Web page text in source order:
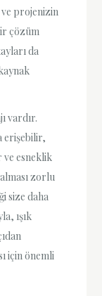
projenizin
çözüm
da
vardır.
erişebilir,
ve esneklik
zorlu
size daha
ışık
için önemli